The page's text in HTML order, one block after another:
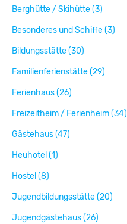
Berghütte / Skihütte (3)
Besonderes und Schiffe (3)
Bildungsstätte (30)
Familienferienstätte (29)
Ferienhaus (26)
Freizeitheim / Ferienheim (34)
Gästehaus (47)
Heuhotel (1)
Hostel (8)
Jugendbildungsstätte (20)
Jugendgästehaus (26)